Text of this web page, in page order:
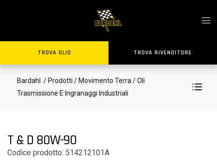
TROVA OLIO TROVA RIVENDITORE
Bardahl / Prodotti / Movimento Terra / Oli
Trasmissione E Ingranaggi Industriali
T & D 80W-90
Codice prodotto: 514212101A